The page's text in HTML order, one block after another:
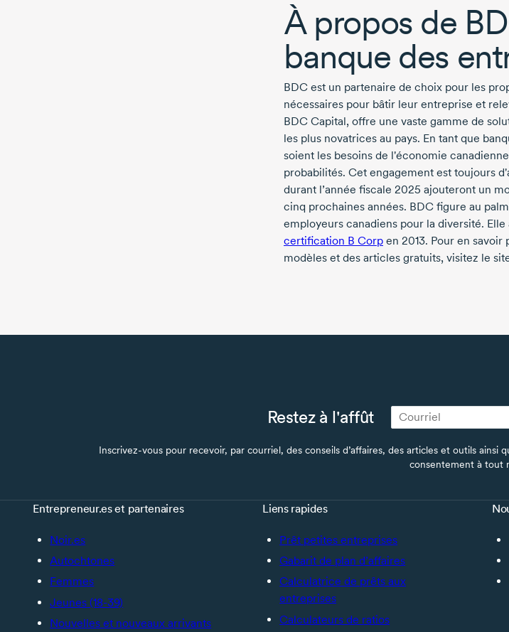
À propos de
banque des
BDC est un partenaire de choix pour les
nécessaires pour bâtir leur entreprise et
BDC Capital, offre une vaste gamme de
les plus novatrices au pays. En tant que
soient les besoins de l'économie
probabilités. Cet engagement est toujours
durant l’année fiscale 2025 ajouteront un
cinq prochaines années. BDC figure au
employeurs canadiens pour la diversité.
certification B Corp en 2013. Pour en savoir
modèles et des articles gratuits, visitez le
Restez à l'affût
Inscrivez-vous pour recevoir, par courriel, des conseils d’affaires, des articles et outils
consentement à tout
Entrepreneur.es et partenaires
Noir.es
Autochtones
Femmes
Jeunes (18-39)
Nouvelles et nouveaux arrivants
Liens rapides
Prêt petites entreprises
Gabarit de plan d’affaires
Calculatrice de prêts aux
entreprises
Calculateurs de ratios